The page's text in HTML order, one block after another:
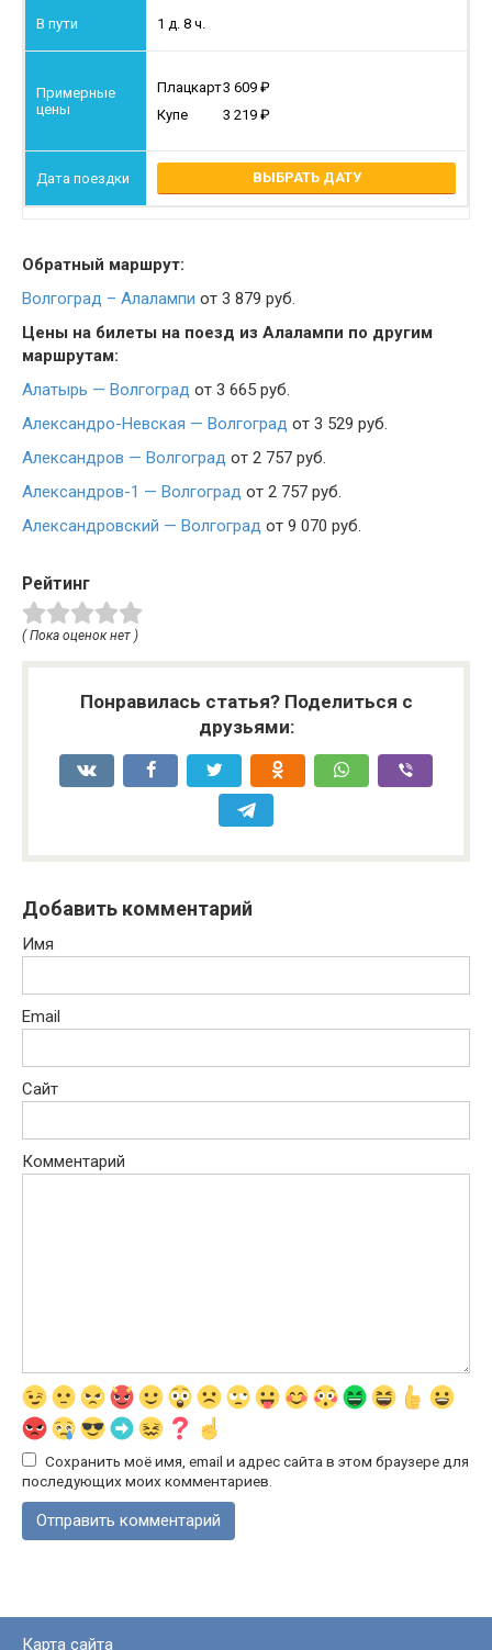
1 д. 8 ч.
Плацкарт3 609
Купе
3 219
ВЫБРАТЬ ДАТУ
Обратный маршрут:
Волгоград – Алалампи от 3 879 руб.
Цены на билеты на поезд из Алалампи по другим
маршрутам:
Алатырь — Волгоград от 3 665 руб.
Александро-Невская — Волгоград от 3 529 руб.
Александров — Волгоград от 2 757 руб.
Александров-1 — Волгоград от 2 757 руб.
Александровский — Волгоград от 9 070 руб.
Рейтинг
( Пока оценок нет )
Понравилась статья? Поделиться с
друзьями:
Добавить комментарий
Имя
Email
Сайт
Комментарий
Сохранить моё имя, email и адрес сайта в этом браузере для
последующих моих комментариев.
Карта сайта